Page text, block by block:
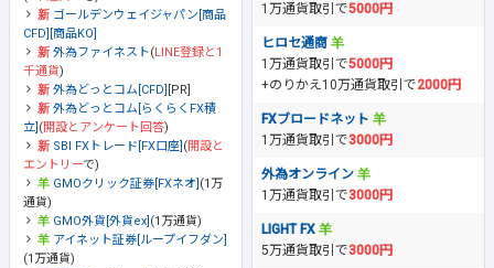
ゴールデンウェイジャパン[商品
CFD][商品KO]
外為ファイネスト(LINE登録と1
千通貨)
外為どっとコム[CFD] [PR]
外為どっとコム[らくらくFX積
立] (開設とアンケート回答)
SBI FXトレード[FX口座] (開設と
エントリーで)
GMOクリック証券[FXネオ] (1万
通貨)
GMO外貨[外貨ex] (1万通貨)
アイネット証券[ループイフダン]
(1万通貨)
1万通貨取引で5000円
ヒロセ通商
1万通貨取引で5000円
+のりかえ10万通貨取引で2000円
FXブロードネット
1万通貨取引で3000円
外為オンライン
1万通貨取引で3000円
LIGHT FX
5万通貨取引で3000円